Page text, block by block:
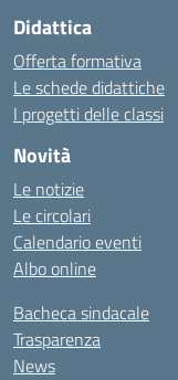
Didattica
Offerta formativa
Le schede didattiche
I progetti delle classi
Novità
Le notizie
Le circolari
Calendario eventi
Albo online
Bacheca sindacale
Trasparenza
News